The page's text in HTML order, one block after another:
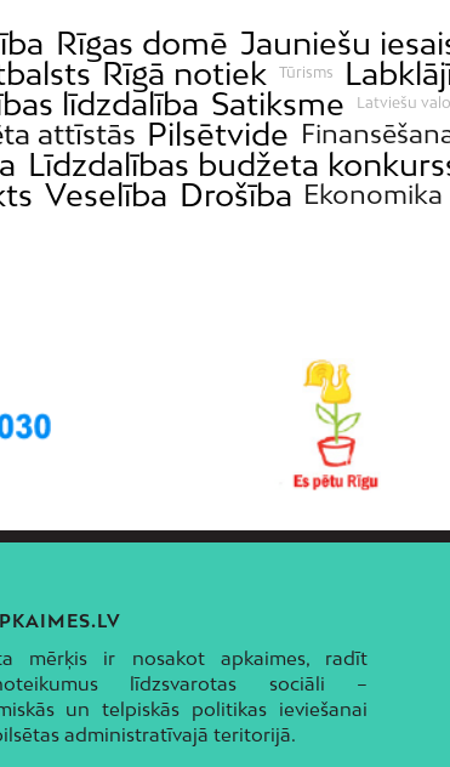
Rīgas domē Jauniešu
Rīgā notiek Tūrisms
līdzdalība Satiksme Latviešu
attīstās Pilsētvide
Līdzdalības budžeta
Veselība Drošība Ekonomika
mērķis ir nosakot apkaimes, radīt
līdzsvarotas sociāli –
un telpiskās politikas ieviešanai
administratīvajā teritorijā.